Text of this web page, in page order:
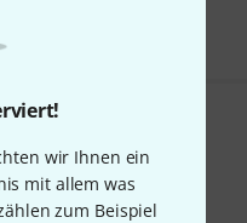
wir Ihnen ein
mit allem was
zum Beispiel
& Feedback